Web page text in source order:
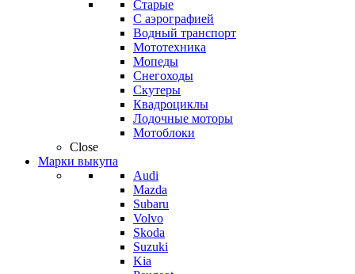
Старые
С аэрографией
Водный транспорт
Мототехника
Мопеды
Снегоходы
Скутеры
Квадроциклы
Лодочные моторы
Мотоблоки
Close
Марки выкупа
Audi
Mazda
Subaru
Volvo
Skoda
Suzuki
Kia